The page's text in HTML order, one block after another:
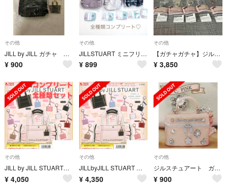
その他
JILL by JILL ガチャ ミニフリルトート 2点セット 新品
¥ 900
その他
JILLSTUART ミニフリルトートバッグキーホルダー2 コンプリートセット
¥ 899
その他
【ガチャガチャ】ジルスチュアート ミニブローチバニティ キーホルダー
¥ 3,850
その他
JILL by JILL STUARTフリルトートメタルキーホルダーコンプリート
¥ 4,050
その他
JILLbyJILL STUART フリルトートメタルキーホルダー 全10種
¥ 4,350
その他
ジルスチュアート ガチャガチャ
¥ 900